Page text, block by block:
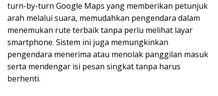
turn-by-turn Google Maps yang memberikan petunjuk
arah melalui suara, memudahkan pengendara dalam
menemukan rute terbaik tanpa perlu melihat layar
smartphone. Sistem ini juga memungkinkan
pengendara menerima atau menolak panggilan masuk
serta mendengar isi pesan singkat tanpa harus
berhenti.